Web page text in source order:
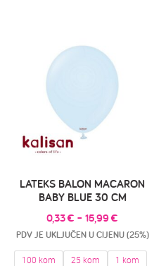
LATEKS BALON MACARON
BABY BLUE 30 CM
0,33€ – 15,99€
PDV JE UKLJUČEN U CIJENU (25%)
100 kom 25 kom 1 kom